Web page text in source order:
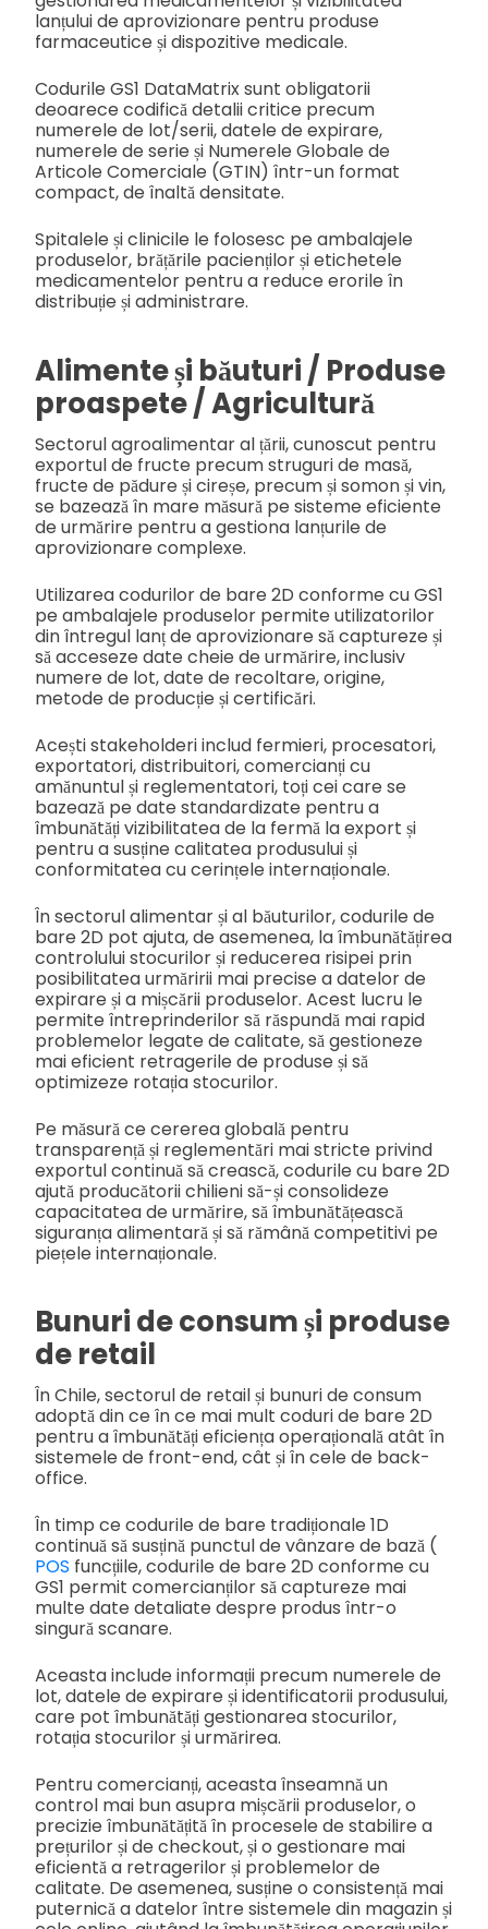
lanțului de aprovizionare pentru produse
farmaceutice și dispozitive medicale.
Codurile GS1 DataMatrix sunt obligatorii
deoarece codifică detalii critice precum
numerele de lot/serii, datele de expirare,
numerele de serie și Numerele Globale de
Articole Comerciale (GTIN) într-un format
compact, de înaltă densitate.
Spitalele și clinicile le folosesc pe ambalajele
produselor, brățările pacienților și etichetele
medicamentelor pentru a reduce erorile în
distribuție și administrare.
Alimente și băuturi / Produse
proaspete / Agricultură
Sectorul agroalimentar al țării, cunoscut pentru
exportul de fructe precum struguri de masă,
fructe de pădure și cireșe, precum și somon și vin,
se bazează în mare măsură pe sisteme eficiente
de urmărire pentru a gestiona lanțurile de
aprovizionare complexe.
Utilizarea codurilor de bare 2D conforme cu GS1
pe ambalajele produselor permite utilizatorilor
din întregul lanț de aprovizionare să captureze și
să acceseze date cheie de urmărire, inclusiv
numere de lot, date de recoltare, origine,
metode de producție și certificări.
Acești stakeholderi includ fermieri, procesatori,
exportatori, distribuitori, comercianți cu
amănuntul și reglementatori, toți cei care se
bazează pe date standardizate pentru a
îmbunătăți vizibilitatea de la fermă la export și
pentru a susține calitatea produsului și
conformitatea cu cerințele internaționale.
În sectorul alimentar și al băuturilor, codurile de
bare 2D pot ajuta, de asemenea, la îmbunătățirea
controlului stocurilor și reducerea risipei prin
posibilitatea urmăririi mai precise a datelor de
expirare și a mișcării produselor. Acest lucru le
permite întreprinderilor să răspundă mai rapid
problemelor legate de calitate, să gestioneze
mai eficient retragerile de produse și să
optimizeze rotația stocurilor.
Pe măsură ce cererea globală pentru
transparență și reglementări mai stricte privind
exportul continuă să crească, codurile cu bare 2D
ajută producătorii chilieni să-și consolideze
capacitatea de urmărire, să îmbunătățească
siguranța alimentară și să rămână competitivi pe
piețele internaționale.
Bunuri de consum și produse
de retail
În Chile, sectorul de retail și bunuri de consum
adoptă din ce în ce mai mult coduri de bare 2D
pentru a îmbunătăți eficiența operațională atât în
sistemele de front-end, cât și în cele de back-
office.
În timp ce codurile de bare tradiționale 1D
continuă să susțină punctul de vânzare de bază (
POS funcțiile, codurile de bare 2D conforme cu
GS1 permit comercianților să captureze mai
multe date detaliate despre produs într-o
singură scanare.
Aceasta include informații precum numerele de
lot, datele de expirare și identificatorii produsului,
care pot îmbunătăți gestionarea stocurilor,
rotația stocurilor și urmărirea.
Pentru comercianți, aceasta înseamnă un
control mai bun asupra mișcării produselor, o
precizie îmbunătățită în procesele de stabilire a
prețurilor și de checkout, și o gestionare mai
eficientă a retragerilor și problemelor de
calitate. De asemenea, susține o consistență mai
puternică a datelor între sistemele din magazin și